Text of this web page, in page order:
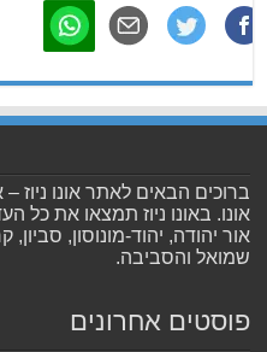
ברוכים הבאים לאתר אונו
אונו. באונו ניוז תמצאו את כל
אור יהודה, יהוד-מונוסון, סביון,
שמואל והסביבה.
פוסטים אחרונים